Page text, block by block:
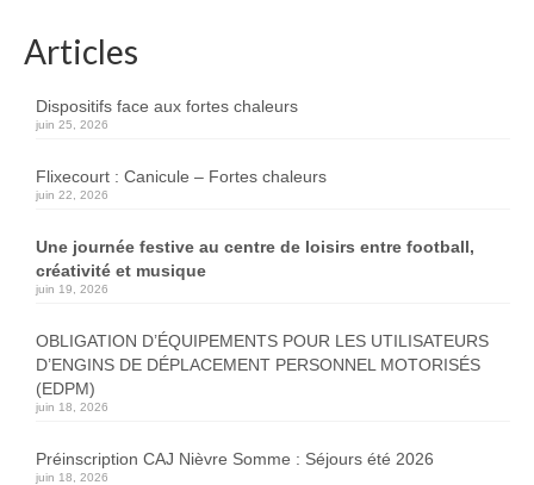
Articles
Dispositifs face aux fortes chaleurs
juin 25, 2026
Flixecourt : Canicule – Fortes chaleurs
juin 22, 2026
Une journée festive au centre de loisirs entre football,
créativité et musique
juin 19, 2026
OBLIGATION D’ÉQUIPEMENTS POUR LES UTILISATEURS
D’ENGINS DE DÉPLACEMENT PERSONNEL MOTORISÉS
(EDPM)
juin 18, 2026
Préinscription CAJ Nièvre Somme : Séjours été 2026
juin 18, 2026